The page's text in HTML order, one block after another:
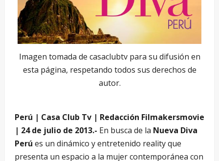
Imagen tomada de casaclubtv para su difusión en
esta página, respetando todos sus derechos de
autor.
Perú | Casa Club Tv | Redacción Filmakersmovie
| 24 de julio de 2013.- En busca de la Nueva Diva
Perú es un dinámico y entretenido reality que
presenta un espacio a la mujer contemporánea con